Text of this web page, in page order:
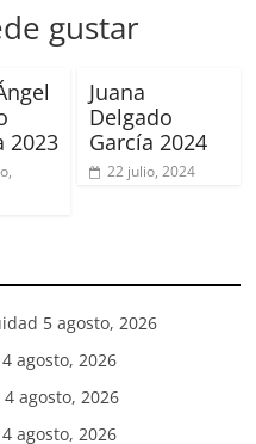
gustar
2023
Juana
Delgado
García 2024
22 julio, 2024
5 agosto, 2026
4 agosto, 2026
4 agosto, 2026
4 agosto, 2026